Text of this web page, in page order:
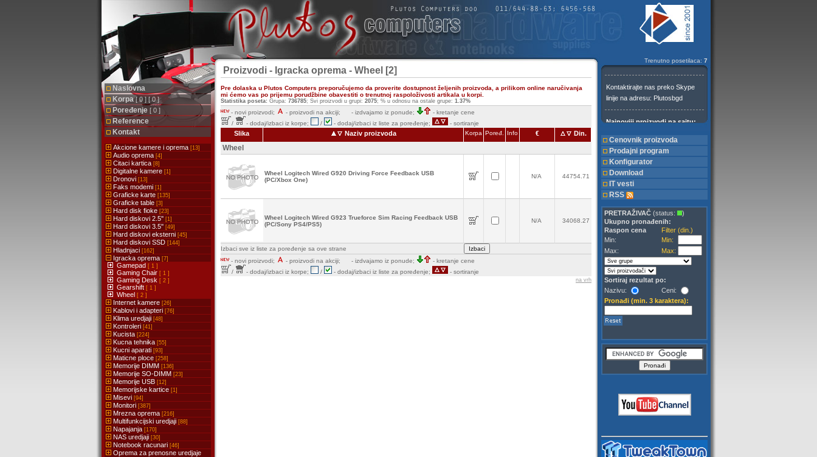
Trenutno posetilaca: 7
Naslovna
Korpa[ 0 ] [ 0 ]
Poređenje [ 0 ]
Reference
Kontakt
Akcione kamere i oprema [13]
Audio oprema [4]
Citaci kartica [8]
Digitalne kamere [1]
Dronovi [13]
Faks modemi [1]
Graficke karte [135]
Graficke table [3]
Hard disk fioke [23]
Hard diskovi 2.5'' [1]
Hard diskovi 3.5'' [49]
Hard diskovi eksterni [45]
Hard diskovi SSD [144]
Hladnjaci [162]
Igracka oprema [7]
Gamepad [ 1 ]
Gaming Chair [ 1 ]
Gaming Desk [ 2 ]
Gearshift [ 1 ]
Wheel [ 2 ]
Internet kamere [26]
Kablovi i adapteri [76]
Klima uredjaji [48]
Kontroleri [41]
Kucista [224]
Kucna tehnika [55]
Kucni aparati [93]
Maticne ploce [258]
Memorije DIMM [136]
Memorije SO-DIMM [23]
Memorije USB [12]
Memorijske kartice [1]
Misevi [94]
Monitori [387]
Mrezna oprema [216]
Multifunkcijski uredjaji [88]
Napajanja [170]
NAS uredjaji [30]
Notebook racunari [46]
Oprema za prenosne uredjaje
Proizvodi - Igracka oprema - Wheel [2]
Pre dolaska u Plutos Computers preporučujemo da proverite dostupnost željenih proizvoda, a prilikom online naručivanja
mi ćemo vas po prijemu porudžbine obavestiti o trenutnoj raspoloživosti artikala u korpi.
Statistika poseta: Grupa: 736785; Svi proizvodi u grupi: 2075; % u odnosu na ostale grupe: 1.37%
- novi proizvodi; - proizvodi na akciji; - izdvajamo iz ponude;
- kretanje cene
/
- dodaj/izbaci iz korpe; / - dodaj/izbaci iz liste za poređenje; - sortiranje
Slika Naziv proizvoda Korpa Poređ. Info € Din.
Wheel
Wheel Logitech Wired G920 Driving Force Feedback USB
(PC/Xbox One)
N/A 44754.71
Wheel Logitech Wired G923 Trueforce Sim Racing Feedback USB
(PC/Sony PS4/PS5)
N/A 34068.27
Izbaci sve iz liste za poređenje sa ove strane
- novi proizvodi; - proizvodi na akciji; - izdvajamo iz ponude;
- kretanje cene
/
- dodaj/izbaci iz korpe; / - dodaj/izbaci iz liste za poređenje; - sortiranje
na vrh
Cenovnik proizvoda
Prodajni program
Konfigurator
Download
IT vesti
RSS
PRETRAŽIVAČ (status:
)
Ukupno pronađenih:
Raspon cena
Filter (din.)
Min:
Min:
Max:
Max:
Sortiraj rezultat po:
Nazivu:
Ceni:
Pronađi (min. 3 karaktera):